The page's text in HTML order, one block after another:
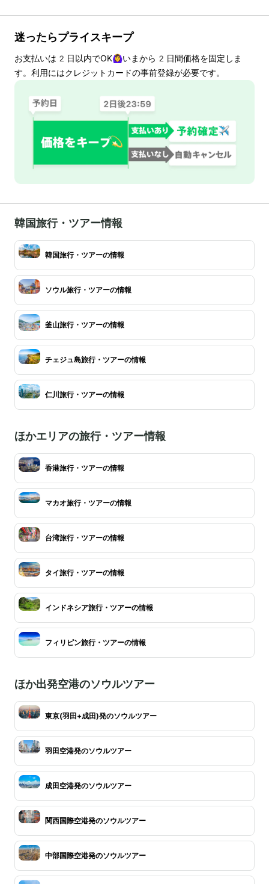
迷ったらプライスキープ
お支払いは 2 日以内でOK🙆‍♀️いまから 2 日間価格を固定しま
す。利用にはクレジットカードの事前登録が必要です。
韓国旅行・ツアー情報
韓国旅行・ツアーの情報
ソウル旅行・ツアーの情報
釜山旅行・ツアーの情報
チェジュ島旅行・ツアーの情報
仁川旅行・ツアーの情報
ほかエリアの旅行・ツアー情報
香港旅行・ツアーの情報
マカオ旅行・ツアーの情報
台湾旅行・ツアーの情報
タイ旅行・ツアーの情報
インドネシア旅行・ツアーの情報
フィリピン旅行・ツアーの情報
ほか出発空港のソウルツアー
東京(羽田+成田)発のソウルツアー
羽田空港発のソウルツアー
成田空港発のソウルツアー
関西国際空港発のソウルツアー
中部国際空港発のソウルツアー